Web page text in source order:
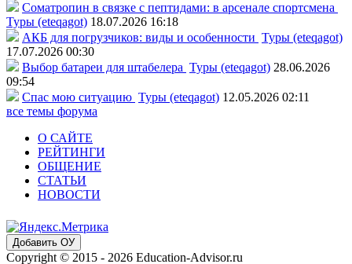
Соматропин в связке с пептидами: в арсенале спортсмена
Туры (eteqagot) 18.07.2026 16:18
АКБ для погрузчиков: виды и особенности Туры (eteqagot)
17.07.2026 00:30
Выбор батареи для штабелера Туры (eteqagot) 28.06.2026
09:54
Спас мою ситуацию Туры (eteqagot) 12.05.2026 02:11
все темы форума
О САЙТЕ
РЕЙТИНГИ
ОБЩЕНИЕ
СТАТЬИ
НОВОСТИ
Добавить ОУ
Copyright © 2015 - 2026 Education-Advisor.ru